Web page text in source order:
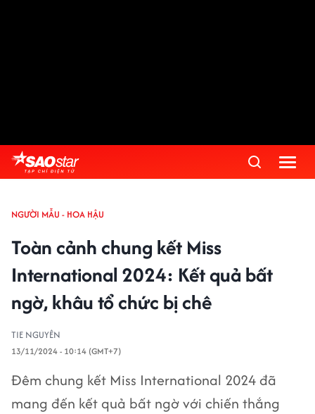
NGƯỜI MẪU - HOA HẬU
Toàn cảnh chung kết Miss
International 2024: Kết quả bất
ngờ, khâu tổ chức bị chê
TIE NGUYÊN
13/11/2024 - 10:14 (GMT+7)
Đêm chung kết Miss International 2024 đã
mang đến kết quả bất ngờ với chiến thắng